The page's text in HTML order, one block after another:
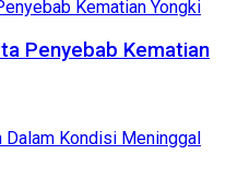
Penyebab Kematian